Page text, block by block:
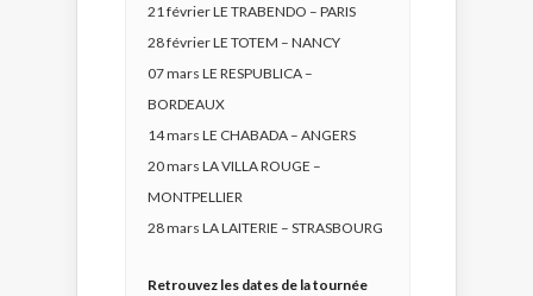
21 février LE TRABENDO – PARIS
28 février LE TOTEM – NANCY
07 mars LE RESPUBLICA –
BORDEAUX
14 mars LE CHABADA – ANGERS
20 mars LA VILLA ROUGE –
MONTPELLIER
28 mars LA LAITERIE – STRASBOURG
Retrouvez les dates de la tournée